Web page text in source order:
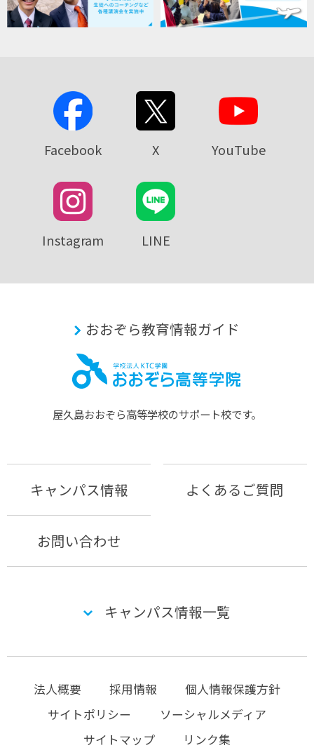
Facebook X YouTube
Instagram LINE
おおぞら教育情報ガイド
屋久島おおぞら⾼等学校のサポート校です。
キャンパス情報 よくあるご質問
お問い合わせ
キャンパス情報一覧
法人概要 採用情報
個人情報保護方針
サイトポリシー
ソーシャルメディア
サイトマップ
リンク集